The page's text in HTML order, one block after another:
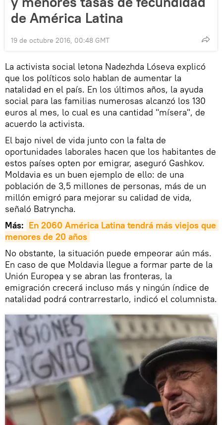
de América Latina
19 de octubre 2016, 00:48 GMT
La activista social letona Nadezhda Lóseva explicó
que los políticos solo hablan de aumentar la
natalidad en el país. En los últimos años, la ayuda
social para las familias numerosas alcanzó los 130
euros al mes, lo cual es una cantidad "mísera", de
acuerdo la activista.
El bajo nivel de vida junto con la falta de
oportunidades laborales hacen que los habitantes de
estos países opten por emigrar, aseguró Gashkov.
Moldavia es un buen ejemplo de ello: de una
población de 3,5 millones de personas, más de un
millón emigró para mejorar su calidad de vida,
señaló Batryncha.
Más: En 2060 América Latina tendrá más viejos que
menores de 20 años
No obstante, la situación puede empeorar aún más.
En caso de que Moldavia llegue a formar parte de la
Unión Europea y se abran las fronteras, la
emigración crecerá incluso más y ningún índice de
natalidad podrá contrarrestarlo, indicó el columnista.